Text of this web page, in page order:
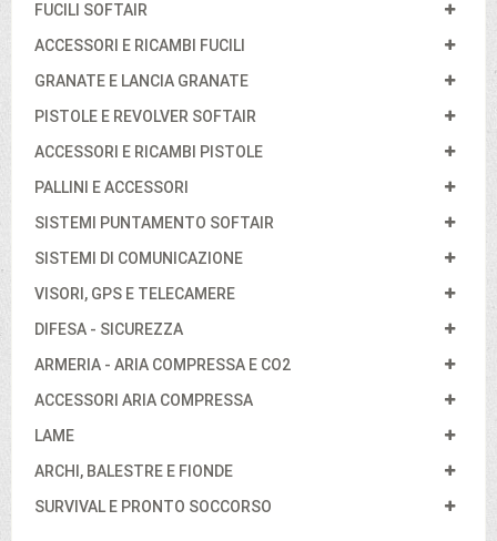
FUCILI SOFTAIR
ACCESSORI E RICAMBI FUCILI
GRANATE E LANCIA GRANATE
PISTOLE E REVOLVER SOFTAIR
ACCESSORI E RICAMBI PISTOLE
PALLINI E ACCESSORI
SISTEMI PUNTAMENTO SOFTAIR
SISTEMI DI COMUNICAZIONE
VISORI, GPS E TELECAMERE
DIFESA - SICUREZZA
ARMERIA - ARIA COMPRESSA E CO2
ACCESSORI ARIA COMPRESSA
LAME
ARCHI, BALESTRE E FIONDE
SURVIVAL E PRONTO SOCCORSO